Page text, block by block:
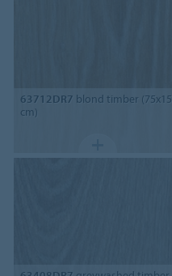
63712DR7 blond timber (75x15
cm)